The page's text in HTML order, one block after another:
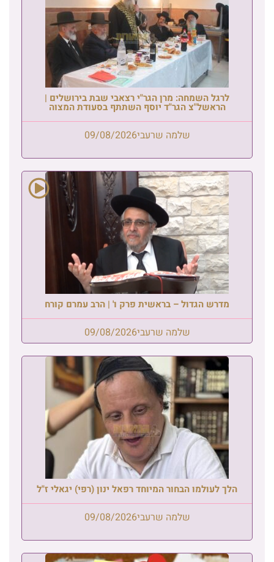
לרגל השמחה: מרן הגר"י רצאבי שבת בירושלים |
הראשל"צ הגר"ד יוסף השתתף בסעודת המצוה
שלמה שרעבי09/08/2026
מדרש הגדול – בראשית פרק ו' | הרב עמרם קורח
שלמה שרעבי09/08/2026
הלך לעולמו הבחור המיוחד רפאל ינון (רפי) יגאלי ז"ל
שלמה שרעבי09/08/2026